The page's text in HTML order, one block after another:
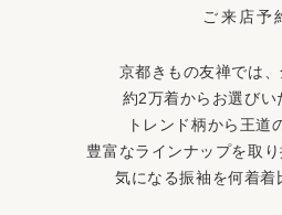
ご来店予
京都きもの友禅では
約2万着からお選びい
トレンド柄から王道
豊富なラインナップを取り
気になる振袖を何着着